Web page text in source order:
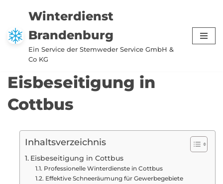
Zum
Inhalt
springen
Winterdienst
Brandenburg
Ein Service der Stemweder Service GmbH &
Co KG
Eisbeseitigung in
Cottbus
Inhaltsverzeichnis
Eisbeseitigung in Cottbus
Professionelle Winterdienste in Cottbus
Effektive Schneeräumung für Gewerbegebiete